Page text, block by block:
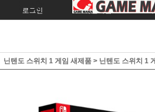
로그인 회원가입
닌텐도 스위치 1 게임 새제품 > 닌텐도 스위치 1